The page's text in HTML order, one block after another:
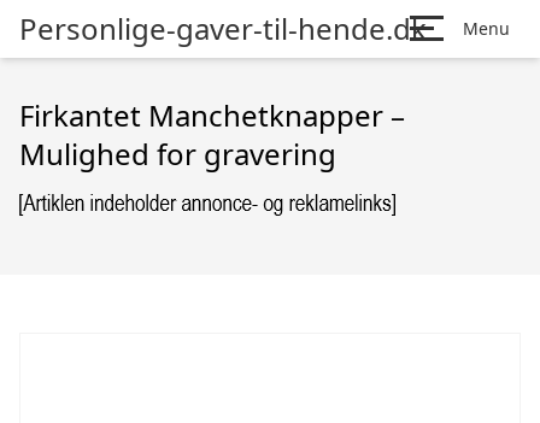
Personlige-gaver-til-hende.dk Menu
Firkantet Manchetknapper –
Mulighed for gravering